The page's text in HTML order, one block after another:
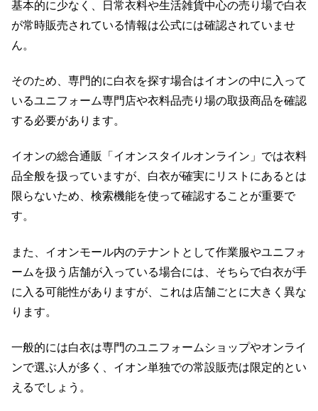
基本的に少なく、日常衣料や生活雑貨中心の売り場で白衣
が常時販売されている情報は公式には確認されていませ
ん。
そのため、専門的に白衣を探す場合はイオンの中に入って
いるユニフォーム専門店や衣料品売り場の取扱商品を確認
する必要があります。
イオンの総合通販「イオンスタイルオンライン」では衣料
品全般を扱っていますが、白衣が確実にリストにあるとは
限らないため、検索機能を使って確認することが重要で
す。
また、イオンモール内のテナントとして作業服やユニフォ
ームを扱う店舗が入っている場合には、そちらで白衣が手
に入る可能性がありますが、これは店舗ごとに大きく異な
ります。
一般的には白衣は専門のユニフォームショップやオンライ
ンで選ぶ人が多く、イオン単独での常設販売は限定的とい
えるでしょう。